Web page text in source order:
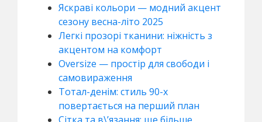
Яскраві кольори — модний акцент
сезону весна-літо 2025
Легкі прозорі тканини: ніжність з
акцентом на комфорт
Oversize — простір для свободи і
самовираження
Тотал-денім: стиль 90-х
повертається на перший план